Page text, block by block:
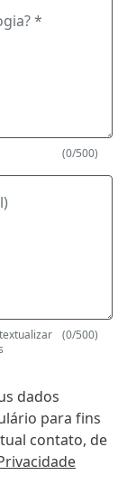
*
(0/500)
(0/500)
dados
para fins
contato, de